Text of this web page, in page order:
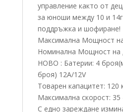
управление както от
за юноши между 10 и
поддръжка и шофиране!
Максимална Мощност
Номинална Мощност на
НОВО : Батерии: 4
броя) 12A/12V
Товарен капацитет: 120
Максимална скорост: 35
С едно зареждане